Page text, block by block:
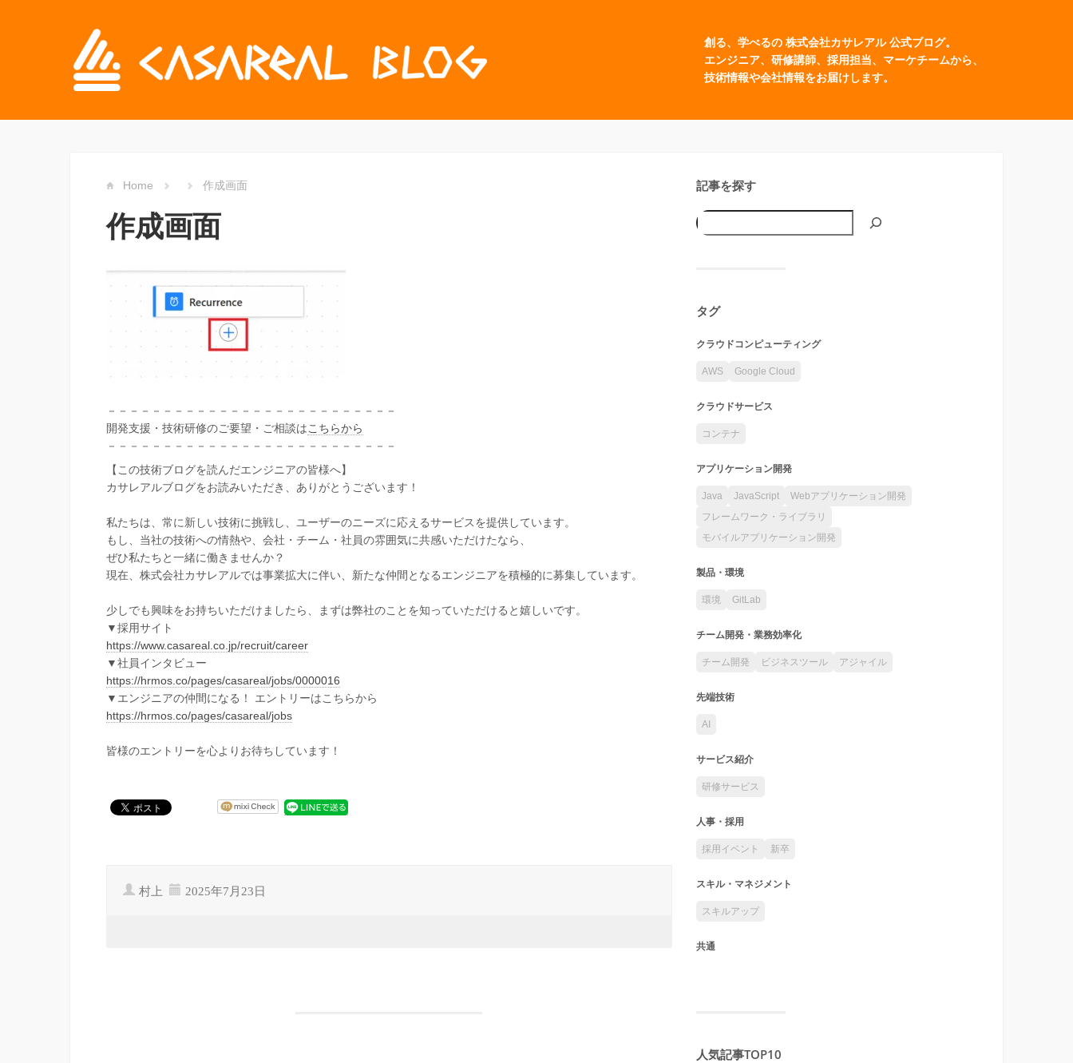
創る、学べるの 株式会社カサレアル 公式ブログ。
エンジニア、研修講師、採用担当、マーケチームから、
技術情報や会社情報をお届けします。
Home 作成画面
作成画面
－－－－－－－－－－－－－－－－－－－－－－－－－－
開発支援・技術研修のご要望・ご相談はこちらから
－－－－－－－－－－－－－－－－－－－－－－－－－－
【この技術ブログを読んだエンジニアの皆様へ】
カサレアルブログをお読みいただき、ありがとうございます！
私たちは、常に新しい技術に挑戦し、ユーザーのニーズに応えるサービスを提供しています。
もし、当社の技術への情熱や、会社・チーム・社員の雰囲気に共感いただけたなら、
ぜひ私たちと一緒に働きませんか？
現在、株式会社カサレアルでは事業拡大に伴い、新たな仲間となるエンジニアを積極的に募集しています。
少しでも興味をお持ちいただけましたら、まずは弊社のことを知っていただけると嬉しいです。
▼採用サイト
https://www.casareal.co.jp/recruit/career
▼社員インタビュー
https://hrmos.co/pages/casareal/jobs/0000016
▼エンジニアの仲間になる！ エントリーはこちらから
https://hrmos.co/pages/casareal/jobs
皆様のエントリーを心よりお待ちしています！
村上 2025年7月23日
記事を探す
タグ
クラウドコンピューティング
AWS Google Cloud
クラウドサービス
コンテナ
アプリケーション開発
Java JavaScript
Webアプリケーション開発
フレームワーク・ライブラリ
モバイルアプリケーション開発
製品・環境
環境 GitLab
チーム開発・業務効率化
チーム開発 ビジネスツール アジャイル
先端技術
AI
サービス紹介
研修サービス
人事・採用
採用イベント 新卒
スキル・マネジメント
スキルアップ
共通
人気記事TOP10